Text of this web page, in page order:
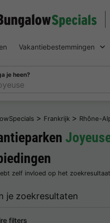
Vakantiebestemmingen
je heen?
> Frankrijk > Rhône-
zelf invloed op het
je zoekresultaten
filters